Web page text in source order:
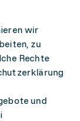
wir
zu
Rechte
und